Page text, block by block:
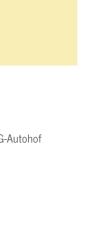
Autohof